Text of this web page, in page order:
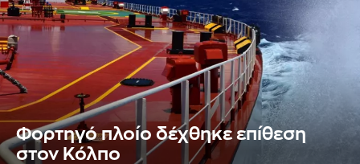
Φορτηγό πλοίο δέχθηκε επίθεση
στον Κόλπο